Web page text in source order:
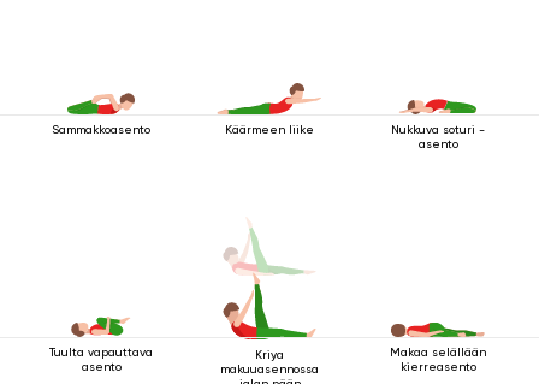
Sammakkoasento Käärmeen liike
Nukkuva soturi -
asento
Tuulta vapauttava
asento
Kriya
makuuasennossa
Makaa selällään
kierreasento